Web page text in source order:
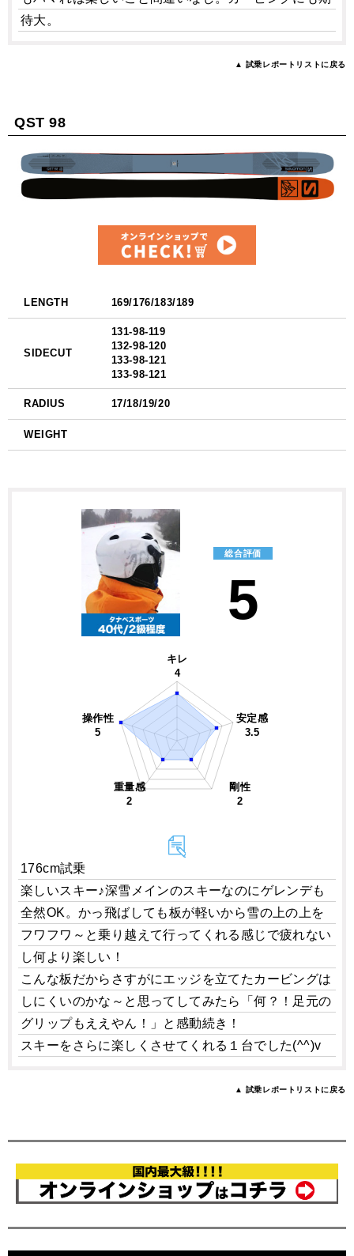
待大。
▲ 試乗レポートリストに戻る
QST 98
LENGTH 169/176/183/189
SIDECUT
131-98-119
132-98-120
133-98-121
133-98-121
RADIUS 17/18/19/20
WEIGHT
総合評価
5
キレ
4
安定感
3.5
剛性
2
重量感
2
操作性
5
176cm試乗
楽しいスキー♪深雪メインのスキーなのにゲレンデも
全然OK。かっ飛ばしても板が軽いから雪の上の上を
フワフワ～と乗り越えて行ってくれる感じで疲れない
し何より楽しい！
こんな板だからさすがにエッジを立てたカービングは
しにくいのかな～と思ってしてみたら「何？！足元の
グリップもええやん！」と感動続き！
スキーをさらに楽しくさせてくれる１台でした(^^)v
▲ 試乗レポートリストに戻る